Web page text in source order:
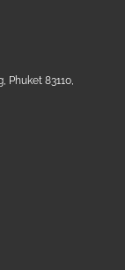
Phuket 83110,